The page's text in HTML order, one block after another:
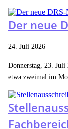
Der neue
24. Juli 2026
Donnerstag, 23. Juli
etwa zweimal im